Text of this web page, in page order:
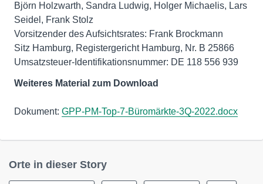
Björn Holzwarth, Sandra Ludwig, Holger Michaelis, Lars
Seidel, Frank Stolz
Vorsitzender des Aufsichtsrates: Frank Brockmann
Sitz Hamburg, Registergericht Hamburg, Nr. B 25866
Umsatzsteuer-Identifikationsnummer: DE 118 556 939
Weiteres Material zum Download
Dokument: GPP-PM-Top-7-Büromärkte-3Q-2022.docx
Orte in dieser Story